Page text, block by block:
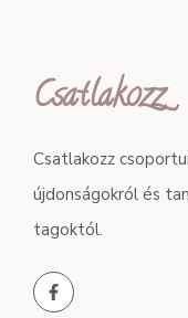
Csatlakozz
Csatlakozz
újdonságokról és
tagoktól.